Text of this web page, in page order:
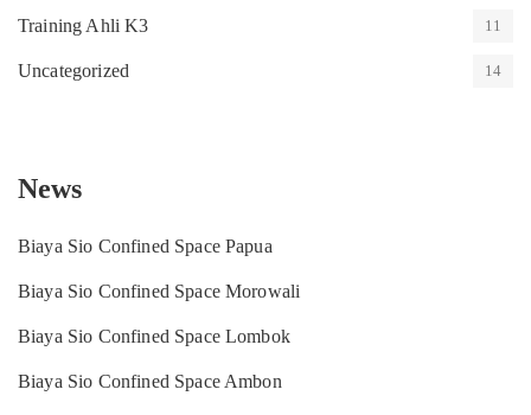
Training Ahli K3 11
Uncategorized 14
News
Biaya Sio Confined Space Papua
Biaya Sio Confined Space Morowali
Biaya Sio Confined Space Lombok
Biaya Sio Confined Space Ambon